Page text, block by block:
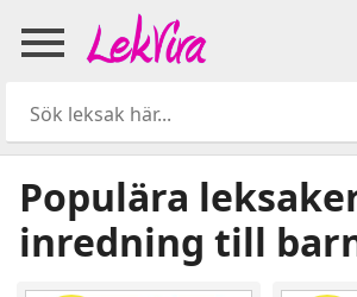
Populära
inredning till